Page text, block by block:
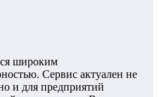
широким
Сервис актуален не
и для предприятий